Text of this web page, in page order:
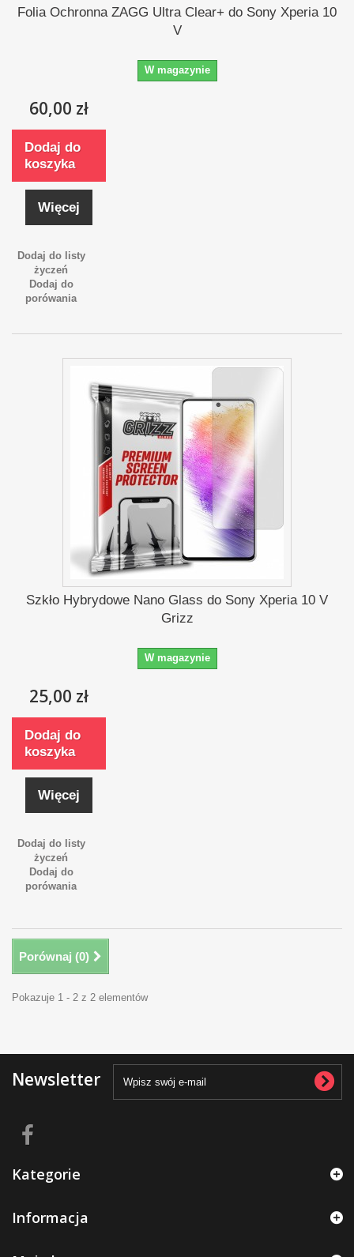
Folia Ochronna ZAGG Ultra Clear+ do Sony Xperia 10
V
W magazynie
60,00 zł
Dodaj do
koszyka
Więcej
Dodaj do listy
życzeń
Dodaj do
porówania
Szkło Hybrydowe Nano Glass do Sony Xperia 10 V
Grizz
W magazynie
25,00 zł
Dodaj do
koszyka
Więcej
Dodaj do listy
życzeń
Dodaj do
porówania
Porównaj (0)
Pokazuje 1 - 2 z 2 elementów
Newsletter
Kategorie
Informacja